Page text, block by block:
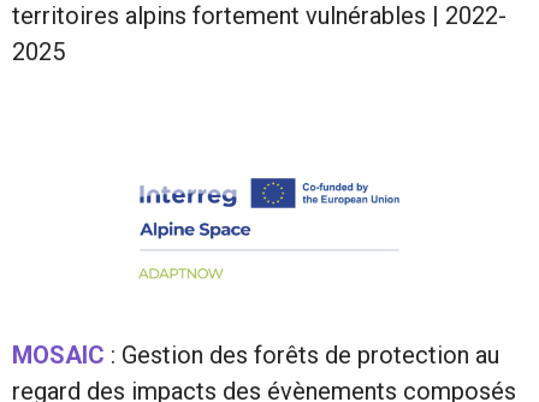
territoires alpins fortement vulnérables | 2022-
2025
MOSAIC : Gestion des forêts de protection au
regard des impacts des évènements composés